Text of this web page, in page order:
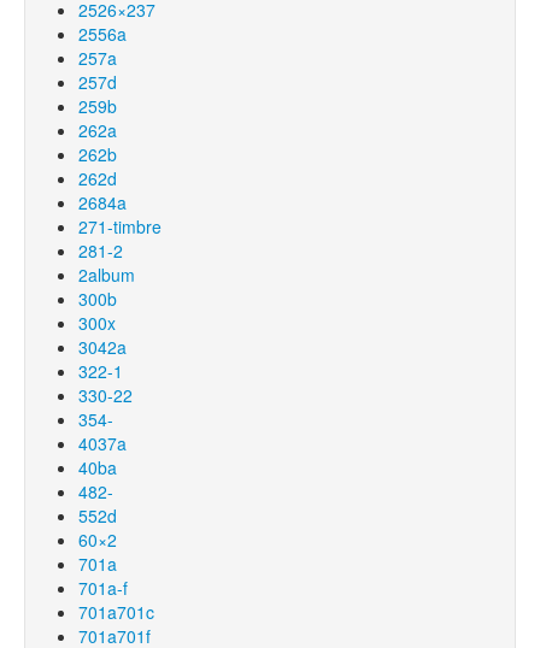
2526×237
2556a
257a
257d
259b
262a
262b
262d
2684a
271-timbre
281-2
2album
300b
300x
3042a
322-1
330-22
354-
4037a
40ba
482-
552d
60×2
701a
701a-f
701a701c
701a701f